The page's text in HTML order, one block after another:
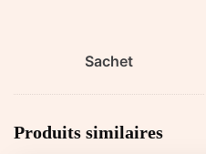
Sachet
Produits similaires